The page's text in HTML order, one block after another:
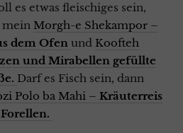
es etwas fleischiges sein,
mein Morgh-e Shekampor –
dem Ofen und Koofteh
und Mirabellen gefüllte
Darf es Fisch sein, dann
Polo ba Mahi – Kräuterreis